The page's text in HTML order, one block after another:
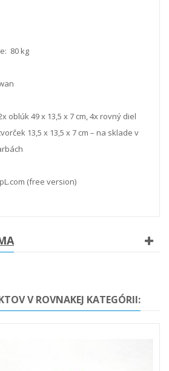
80 kg
oblúk 49 x 13,5 x 7 cm, 4x rovný diel
13,5 x 13,5 x 7 cm – na sklade v
(free version)
V ROVNAKEJ KATEGÓRII: